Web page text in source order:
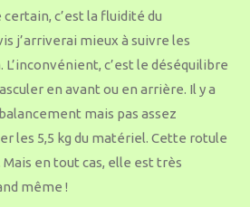
certain, c’est la fluidité du
j’arriverai mieux à suivre les
L’inconvénient, c’est le déséquilibre
en avant ou en arrière. Il y a
mais pas assez
les 5,5 kg du matériel. Cette rotule
Mais en tout cas, elle est très
même !